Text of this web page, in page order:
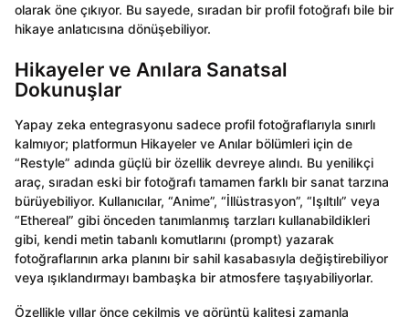
olarak öne çıkıyor. Bu sayede, sıradan bir profil fotoğrafı bile bir
hikaye anlatıcısına dönüşebiliyor.
Hikayeler ve Anılara Sanatsal
Dokunuşlar
Yapay zeka entegrasyonu sadece profil fotoğraflarıyla sınırlı
kalmıyor; platformun Hikayeler ve Anılar bölümleri için de
“Restyle” adında güçlü bir özellik devreye alındı. Bu yenilikçi
araç, sıradan eski bir fotoğrafı tamamen farklı bir sanat tarzına
bürüyebiliyor. Kullanıcılar, “Anime”, “İllüstrasyon”, “Işıltılı” veya
“Ethereal” gibi önceden tanımlanmış tarzları kullanabildikleri
gibi, kendi metin tabanlı komutlarını (prompt) yazarak
fotoğraflarının arka planını bir sahil kasabasıyla değiştirebiliyor
veya ışıklandırmayı bambaşka bir atmosfere taşıyabiliyorlar.
Özellikle yıllar önce çekilmiş ve görüntü kalitesi zamanla